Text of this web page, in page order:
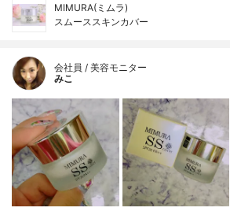
MIMURA(ミムラ)
スムーススキンカバー
会社員 / 美容モニター
みこ